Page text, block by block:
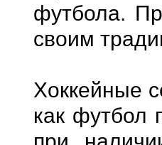
футбола.
своим
Хоккейные
как футбол